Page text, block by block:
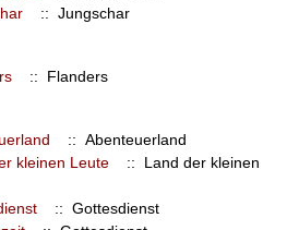
:: Jungschar
:: Flanders
:: Abenteuerland
kleinen Leute
:: Land der kleinen
:: Gottesdienst